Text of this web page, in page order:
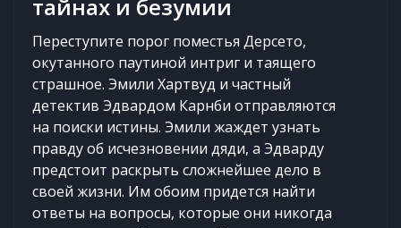
тайнах и безумии
Переступите порог поместья Дерсето,
окутанного паутиной интриг и таящего
страшное. Эмили Хартвуд и частный
детектив Эдвардом Карнби отправляются
на поиски истины. Эмили жаждет узнать
правду об исчезновении дяди, а Эдварду
предстоит раскрыть сложнейшее дело в
своей жизни. Им обоим придется найти
ответы на вопросы, которые они никогда